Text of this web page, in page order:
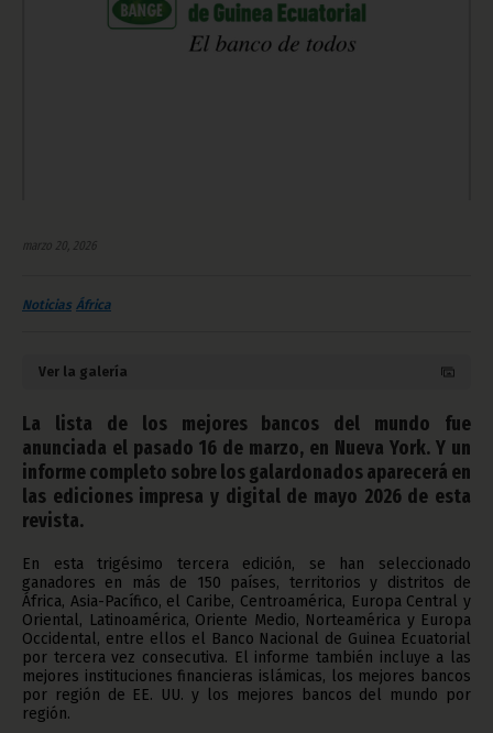
marzo 20, 2026
Noticias África
Ver la galería
La lista de los mejores bancos del mundo fue
anunciada el pasado 16 de marzo, en Nueva York. Y un
informe completo sobre los galardonados aparecerá en
las ediciones impresa y digital de mayo 2026 de esta
revista.
En esta trigésimo tercera edición, se han seleccionado
ganadores en más de 150 países, territorios y distritos de
África, Asia-Pacífico, el Caribe, Centroamérica, Europa Central y
Oriental, Latinoamérica, Oriente Medio, Norteamérica y Europa
Occidental, entre ellos el Banco Nacional de Guinea Ecuatorial
por tercera vez consecutiva. El informe también incluye a las
mejores instituciones financieras islámicas, los mejores bancos
por región de EE. UU. y los mejores bancos del mundo por
región.